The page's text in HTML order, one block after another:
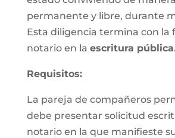
permanente y libre, durante
Esta diligencia termina con la
notario en la escritura pública.
Requisitos:
La pareja de compañeros
debe presentar solicitud
notario en la que manifieste